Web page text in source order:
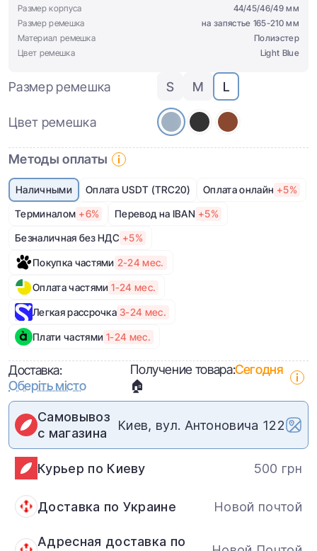
Размер корпуса
44/45/46/49 мм
Размер ремешка
на запястье 165-210 мм
Материал ремешка
Полиэстер
Цвет ремешка
Light Blue
Размер ремешка S M L
Цвет ремешка
Методы оплаты
Наличными Оплата USDT (TRC20) Оплата онлайн +5%
Терминалом +6% Перевод на IBAN +5%
Безналичная без НДС +5%
Покупка частями 2-24 мес.
Оплата частями 1-24 мес.
Легкая рассрочка 3-24 мес.
Плати частями 1-24 мес.
Доставка:
Оберіть місто
Получение товара:Сегодня
🏠
Самовывоз
с магазина
Киев, вул. Антоновича 122
Курьер по Киеву 500 грн
Доставка по Украине Новой почтой
Адресная доставка по